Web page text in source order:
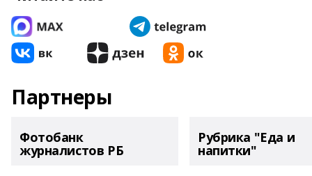
Партнеры
Фотобанк
журналистов РБ
Рубрика "Еда и
напитки"